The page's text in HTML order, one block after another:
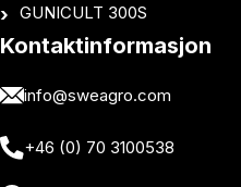
GUNICULT 300S
Kontaktinformasjon
info@sweagro.com
+46 (0) 70 3100538